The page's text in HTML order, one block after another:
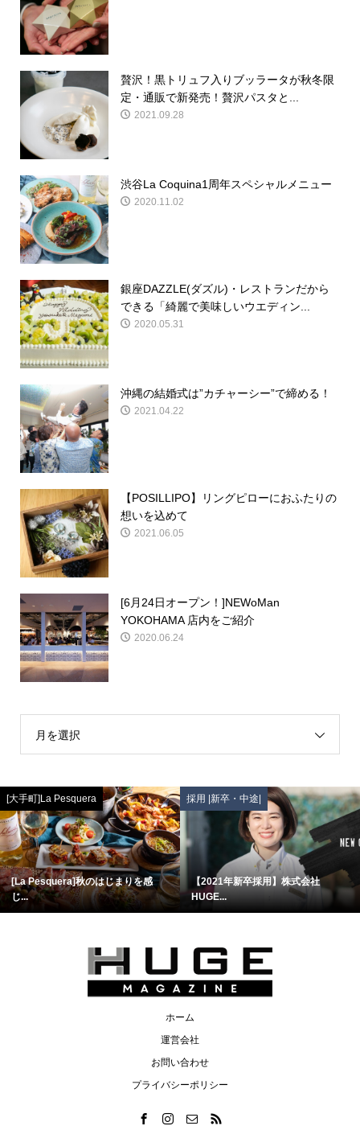
贅沢！黒トリュフ入りブッラータが秋冬限
定・通販で新発売！贅沢パスタと...
2021.09.28
渋谷La Coquina1周年スペシャルメニュー
2020.11.02
銀座DAZZLE(ダズル)・レストランだから
できる「綺麗で美味しいウエディン...
2020.05.31
沖縄の結婚式は”カチャーシー”で締める！
2021.04.22
【POSILLIPO】リングピローにおふたりの
想いを込めて
2021.06.05
[6月24日オープン！]NEWoMan
YOKOHAMA 店内をご紹介
2020.06.24
月を選択
[大手町]La Pesquera
[La Pesquera]秋のはじまりを感
じ...
採用 |新卒・中途|
【2021年新卒採用】株式会社
HUGE...
ホーム
運営会社
お問い合わせ
プライバシーポリシー